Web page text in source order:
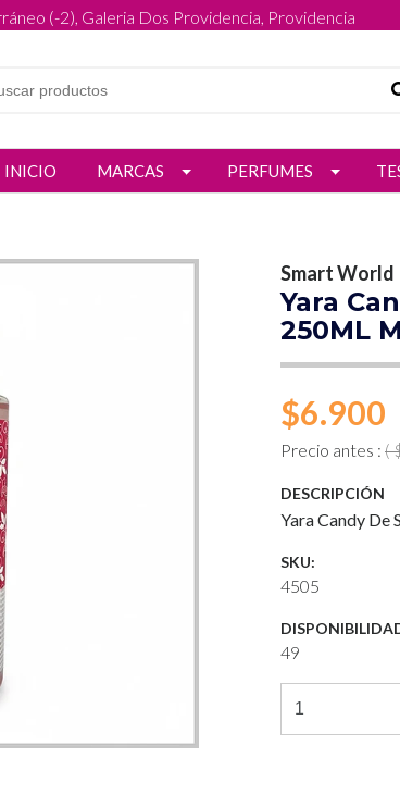
(-2), Galeria Dos Providencia, Providencia
INICIO MARCAS PERFUMES
Smart World
Yara
250ML
$6.900
Precio antes : (
DESCRIPCIÓN
Yara Candy
SKU:
4505
49